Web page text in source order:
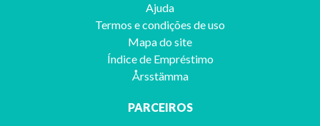
Ajuda
Termos e condições de uso
Mapa do site
Índice de Empréstimo
Årsstämma
PARCEIROS